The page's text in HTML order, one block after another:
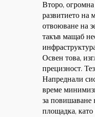
Второ,
развитието на
отвоюване на
такъв мащаб
Освен това,
прецизност.
Напреднали
време
за повишаване
площадка,